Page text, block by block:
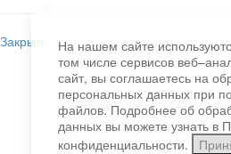
На нашем сайте
том числе сервисов
сайт, вы соглашаетесь на
персональных данных при
файлов. Подробнее об
данных вы можете узнать в
конфиденциальности.
Закрыть